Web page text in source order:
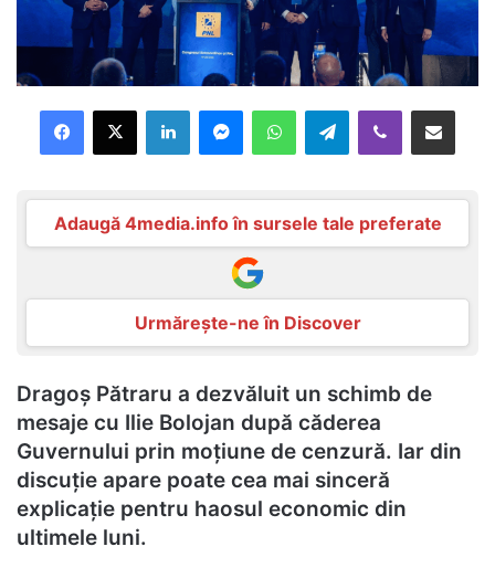
Facebook
X LinkedInMessengerWhatsAppTelegramViber Distribuie prin mail
Adaugă 4media.info în sursele tale preferate
Urmărește-ne în Discover
Dragoș Pătraru a dezvăluit un schimb de
mesaje cu Ilie Bolojan după căderea
Guvernului prin moțiune de cenzură. Iar din
discuție apare poate cea mai sinceră
explicație pentru haosul economic din
ultimele luni.